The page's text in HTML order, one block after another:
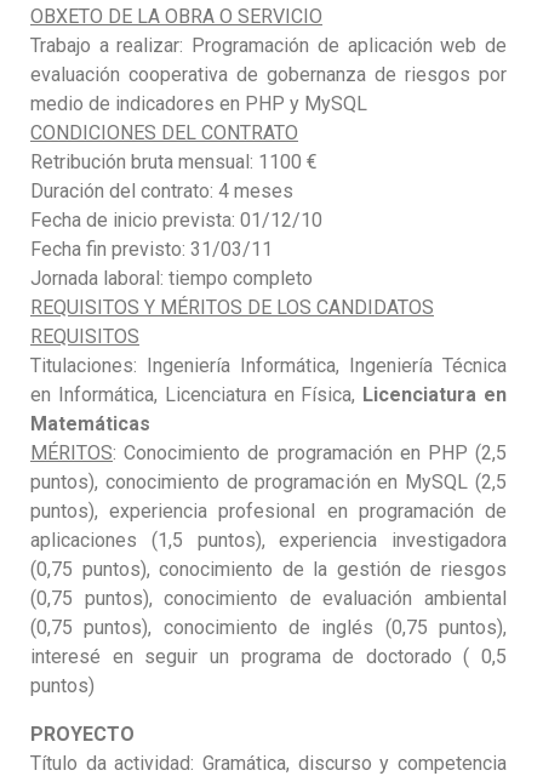
OBXETO DE LA OBRA O SERVICIO
Trabajo a realizar: Programación de aplicación web de
evaluación cooperativa de gobernanza de riesgos por
medio de indicadores en PHP y MySQL
CONDICIONES DEL CONTRATO
Retribución bruta mensual: 1100 €
Duración del contrato: 4 meses
Fecha de inicio prevista: 01/12/10
Fecha fin previsto: 31/03/11
Jornada laboral: tiempo completo
REQUISITOS Y MÉRITOS DE LOS CANDIDATOS
REQUISITOS
Titulaciones: Ingeniería Informática, Ingeniería Técnica
en Informática, Licenciatura en Física, Licenciatura en
Matemáticas
MÉRITOS: Conocimiento de programación en PHP (2,5
puntos), conocimiento de programación en MySQL (2,5
puntos), experiencia profesional en programación de
aplicaciones (1,5 puntos), experiencia investigadora
(0,75 puntos), conocimiento de la gestión de riesgos
(0,75 puntos), conocimiento de evaluación ambiental
(0,75 puntos), conocimiento de inglés (0,75 puntos),
interesé en seguir un programa de doctorado ( 0,5
puntos)
PROYECTO
Título da actividad: Gramática, discurso y competencia